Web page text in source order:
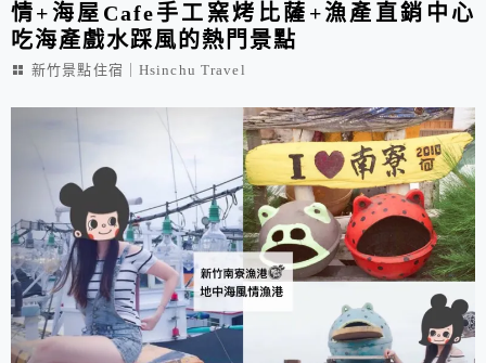
情+海屋Cafe手工窯烤比薩+漁產直銷中心
吃海產戲水踩風的熱門景點
新竹景點住宿｜Hsinchu Travel